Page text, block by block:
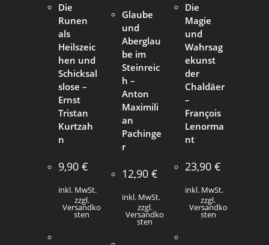
Die
Runen
als
Heilszeic
hen und
Schicksal
slose –
Ernst
Tristan
Kurtzah
n
9,90€
inkl. MwSt.
zzgl.
Versandko
sten
Glaube
und
Aberglau
be im
Steinreic
h –
Anton
Maximili
an
Pachinge
r
12,90 €
inkl. MwSt.
zzgl.
Versandko
sten
Die
Magie
und
Wahrsag
ekunst
der
Chaldäer
–
François
Lenorma
nt
23,90 €
inkl. MwSt.
zzgl.
Versandko
sten